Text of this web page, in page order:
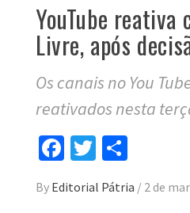
YouTube reativa
Livre, após
Os canais no You
reativados nesta
Facebook
Twitter
By Editorial Pátria / 2 de